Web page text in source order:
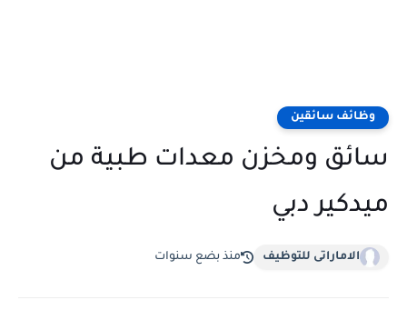
وظائف سائقين
سائق ومخزن معدات طبية من
ميدكير دبي
الاماراتى للتوظيف منذ بضع سنوات